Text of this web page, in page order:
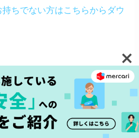
持ちでない方はこちらからダウ
記事をシェアする